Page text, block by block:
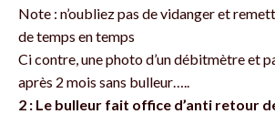
Note : n’oubliez pas de vidanger et
de temps en temps
Ci contre, une photo d’un débitmètre et
après 2 mois sans bulleur…..
2 : Le bulleur fait office d’anti retour